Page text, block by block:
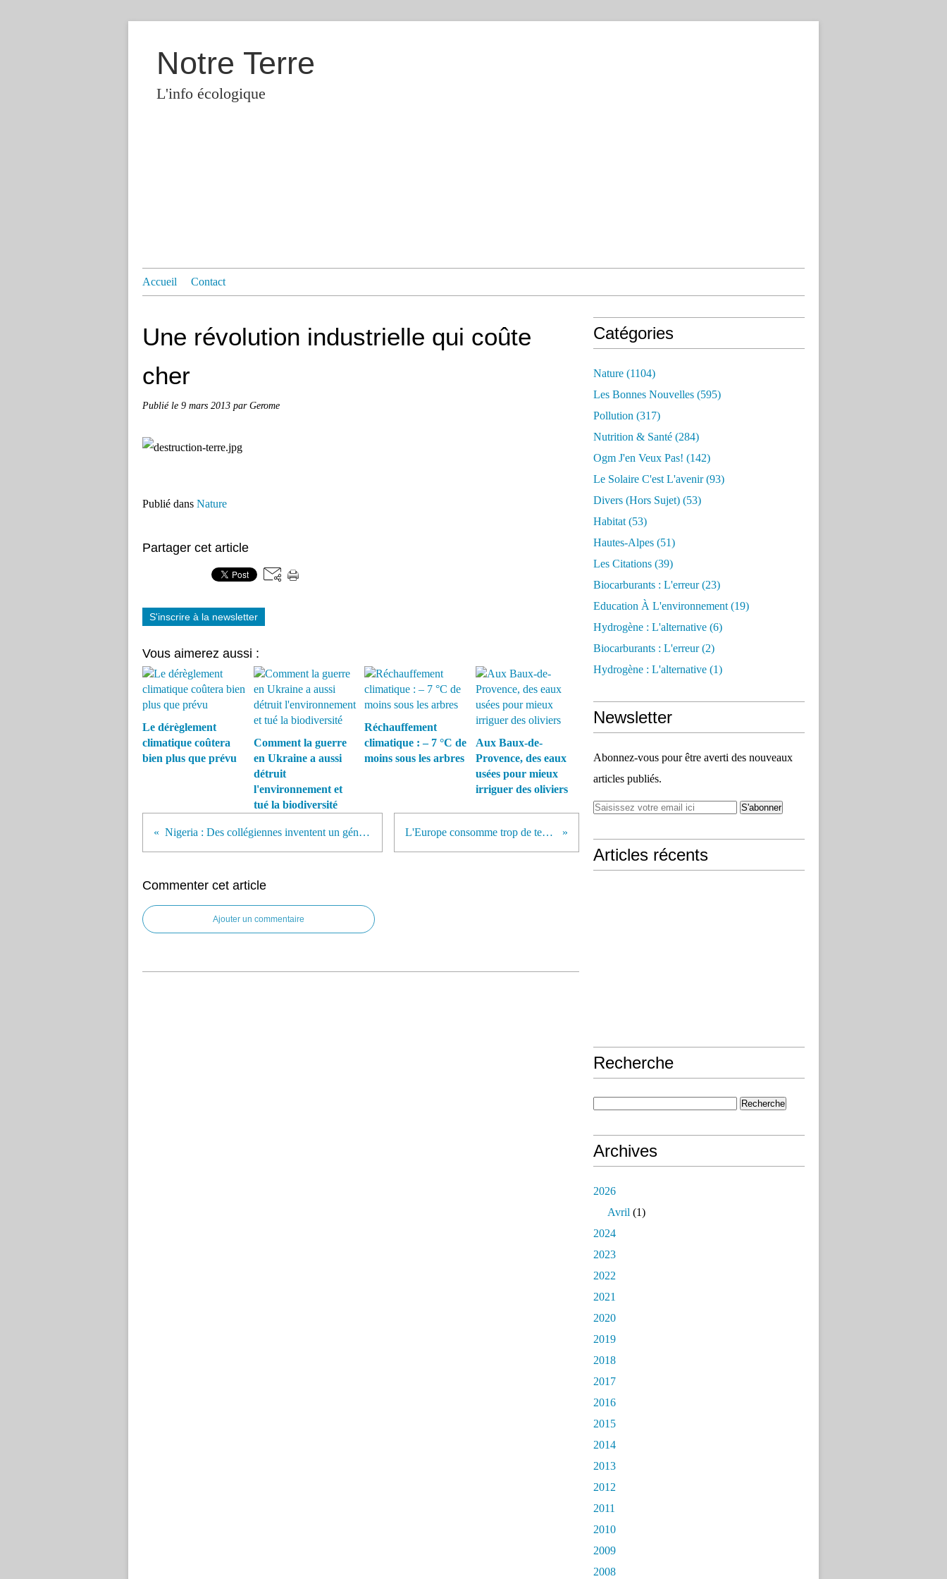
Notre Terre
L'info écologique
Accueil Contact
Une révolution industrielle qui coûte
cher
Publié le 9 mars 2013 par Gerome
Publié dans Nature
Partager cet article
S'inscrire à la newsletter
Vous aimerez aussi :
Le dérèglement
climatique coûtera
bien plus que prévu
Comment la guerre
en Ukraine a aussi
détruit
l'environnement et
tué la biodiversité
Réchauffement
climatique : – 7 °C de
moins sous les arbres
Aux Baux-de-
Provence, des eaux
usées pour mieux
irriguer des oliviers
Nigeria : Des collégiennes inventent un générateur électrique qui carbure à l’urine L'Europe consomme trop de terres pour nourrir ses habitants
Commenter cet article
Ajouter un commentaire
Catégories
Nature (1104)
Les Bonnes Nouvelles (595)
Pollution (317)
Nutrition & Santé (284)
Ogm J'en Veux Pas! (142)
Le Solaire C'est L'avenir(93)
Divers (hors Sujet) (53)
Habitat (53)
Hautes-Alpes (51)
Les Citations (39)
Biocarburants : L'erreur(23)
Education À L'environnement (19)
Hydrogène : L'alternative (6)
Biocarburants : L'erreur(2)
Hydrogène : L'alternative (1)
Newsletter
Abonnez-vous pour être averti des nouveaux
articles publiés.
Articles récents
Recherche
Archives
2026
Avril (1)
2024
2023
2022
2021
2020
2019
2018
2017
2016
2015
2014
2013
2012
2011
2010
2009
2008